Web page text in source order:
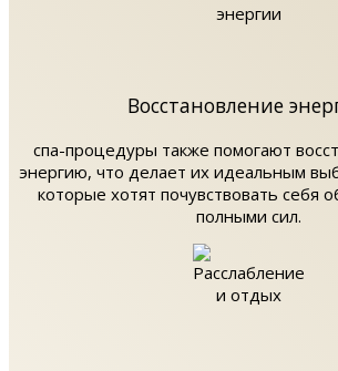
Восстановление
спа-процедуры также помогают
энергию, что делает их идеальным
которые хотят почувствовать себя
полными сил.